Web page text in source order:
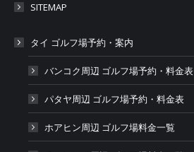
SITEMAP
タイ ゴルフ場予約・案内
バンコク周辺 ゴルフ場予約・料金表
パタヤ周辺 ゴルフ場予約・料金表
ホアヒン周辺 ゴルフ場料金一覧